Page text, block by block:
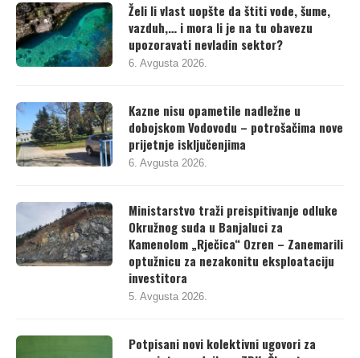
Želi li vlast uopšte da štiti vode, šume,
vazduh,… i mora li je na tu obavezu
upozoravati nevladin sektor?
6. Avgusta 2026.
Kazne nisu opametile nadležne u
dobojskom Vodovodu – potrošačima nove
prijetnje isključenjima
6. Avgusta 2026.
Ministarstvo traži preispitivanje odluke
Okružnog suda u Banjaluci za
Kamenolom „Rječica“ Ozren – Zanemarili
optužnicu za nezakonitu eksploataciju
investitora
5. Avgusta 2026.
Potpisani novi kolektivni ugovori za